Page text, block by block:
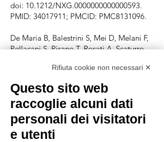
doi: 10.1212/NXG.0000000000000593.
PMID: 34017911; PMCID: PMC8131096.
De Maria B, Balestrini S, Mei D, Melani F,
Pellacani S, Pisano T, Rosati A, Scaturro
E, Zammarchi C, Said E, Leuzzi V,
Mastrangelo M, Galosi S, Parrini E,
Guerrini R. Expanding the genetic and
phenotypic spectrum of CHD2-related
disease: From early neurodevelopmental
disorders to adult-onset epilepsy. Am J
Med Genet A. 2021 Oct 29. doi:
Rifiuta cookie non necessari ✕
Questo sito web
raccoglie alcuni dati
personali dei visitatori
e utenti